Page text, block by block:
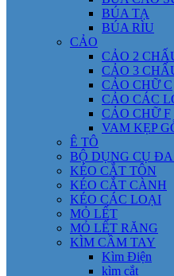
BÚA TẠ
BÚA RÌU
CẢO
CẢO 2
CẢO 3
CẢO CHỮ C
CẢO CÁC
CẢO CHỮ F
VAM KẸP
Ê TÔ
BỘ DỤNG CỤ
KÉO CẮT TÔN
KÉO CẮT CÀNH
KÉO CÁC LOẠI
MỎ LẾT
MỎ LẾT RĂNG
KÌM CẦM TAY
Kìm Điện
kìm cắt